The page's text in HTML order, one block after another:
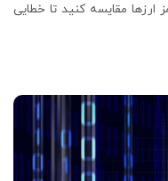
ارزها مقایسه کنید تا خطایی